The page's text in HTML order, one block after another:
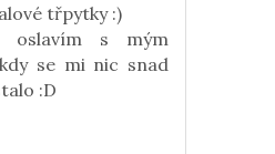
třpytky :)
oslavím s mým
se mi nic snad
:D